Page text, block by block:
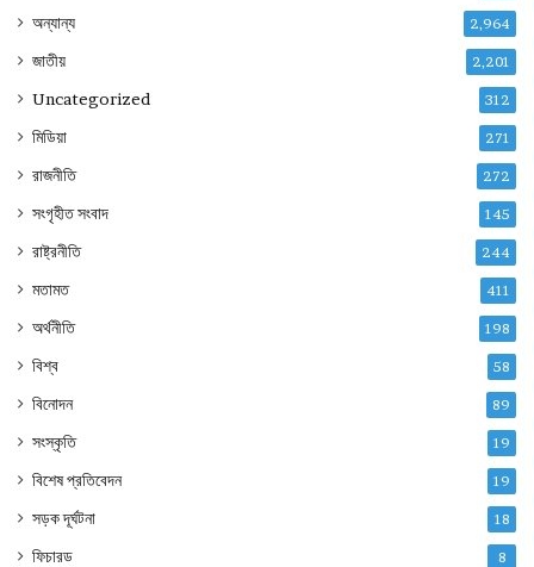
অন্যান্য 2,964
জাতীয় 2,201
Uncategorized 312
মিডিয়া 271
রাজনীতি 272
সংগৃহীত সংবাদ 145
রাষ্ট্রনীতি 244
মতামত 411
অর্থনীতি 198
বিশ্ব 58
বিনোদন 89
সংস্কৃতি 19
বিশেষ প্রতিবেদন 19
সড়ক দূর্ঘটনা 18
ফিচারড 8